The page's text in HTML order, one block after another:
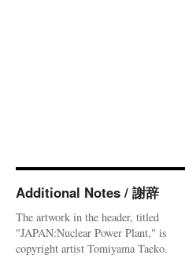
Additional Notes / 謝辞
The artwork in the header, titled
"JAPAN:Nuclear Power Plant," is
copyright artist Tomiyama Taeko.